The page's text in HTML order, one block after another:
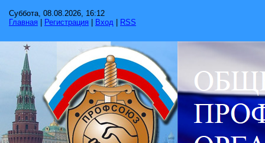
Суббота, 08.08.2026, 16:12
Главная
Регистрация Вход RSS